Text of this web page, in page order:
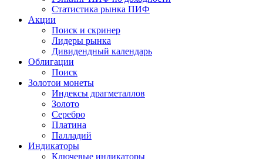
Статистика рынка ПИФ
Акции
Поиск и скринер
Лидеры рынка
Дивидендный календарь
Облигации
Поиск
Золотои монеты
Индексы драгметаллов
Золото
Серебро
Платина
Палладий
Индикаторы
Ключевые индикаторы